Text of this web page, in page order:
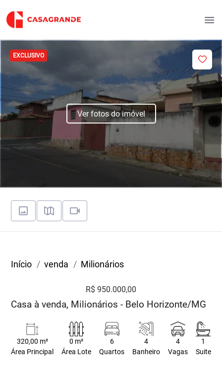
EXCLUSIVO
Ver fotos do imóvel
Início venda Milionários
R$ 950.000,00
Casa à venda, Milionários - Belo Horizonte/MG
320,00 m²
Área Principal
0 m²
Área Lote
6
Quartos
4
Banheiro
4
Vagas
1
Suite